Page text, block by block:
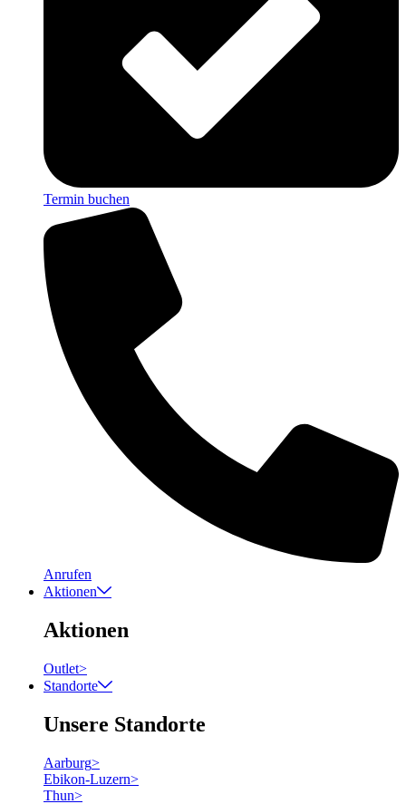
Termin buchen
Anrufen
Aktionen
Aktionen
Outlet>
Standorte
Unsere Standorte
Aarburg>
Ebikon-Luzern>
Thun>